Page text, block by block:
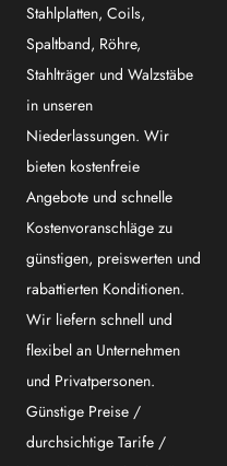
Stahlplatten, Coils,
Spaltband, Röhre,
Stahlträger und Walzstäbe
in unseren
Niederlassungen. Wir
bieten kostenfreie
Angebote und schnelle
Kostenvoranschläge zu
günstigen, preiswerten und
rabattierten Konditionen.
Wir liefern schnell und
flexibel an Unternehmen
und Privatpersonen.
Günstige Preise /
durchsichtige Tarife /